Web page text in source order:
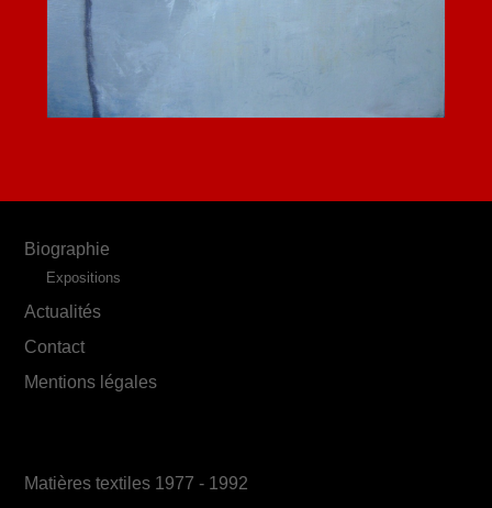
Biographie
Expositions
Actualités
Contact
Mentions légales
Matières textiles 1977 - 1992